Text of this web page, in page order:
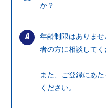
RADIO
Q&A
か？
A
年齢制限はありま
者の方に相談してく
また、ご登録にあ
ください。